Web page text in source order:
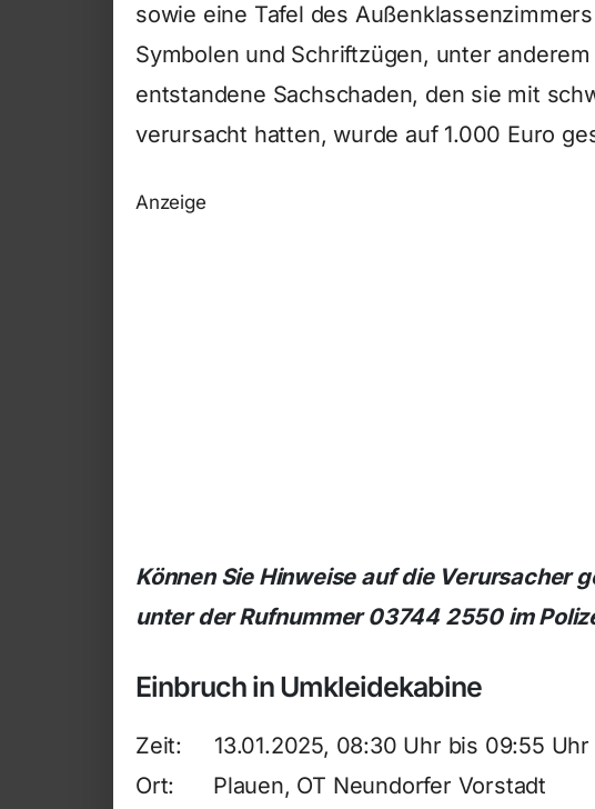
sowie eine Tafel des
Symbolen und Schriftzügen, unter
entstandene Sachschaden, den sie mit
verursacht hatten, wurde auf 1.000 Euro
Anzeige
Können Sie Hinweise auf die Verursacher
unter der Rufnummer 03744 2550 im
Einbruch in Umkleidekabine
Zeit: 13.01.2025, 08:30 Uhr bis 09:55 Uhr
Ort: Plauen, OT Neundorfer Vorstadt